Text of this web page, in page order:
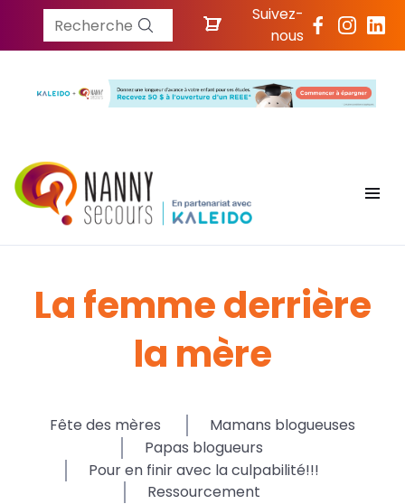
Recherche
Suivez-
nous
La femme derrière
la mère
Fête des mères
Mamans blogueuses
Papas blogueurs
Pour en finir avec la culpabilité!!!
Ressourcement